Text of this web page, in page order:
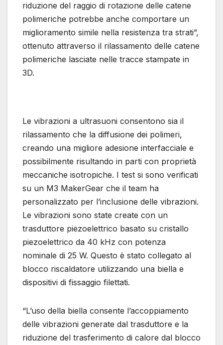
riduzione del raggio di rotazione delle catene
polimeriche potrebbe anche comportare un
miglioramento simile nella resistenza tra strati”,
ottenuto attraverso il rilassamento delle catene
polimeriche lasciate nelle tracce stampate in
3D.
Le vibrazioni a ultrasuoni consentono sia il
rilassamento che la diffusione dei polimeri,
creando una migliore adesione interfacciale e
possibilmente risultando in parti con proprietà
meccaniche isotropiche. I test si sono verificati
su un M3 MakerGear che il team ha
personalizzato per l’inclusione delle vibrazioni.
Le vibrazioni sono state create con un
trasduttore piezoelettrico basato su cristallo
piezoelettrico da 40 kHz con potenza
nominale di 25 W. Questo è stato collegato al
blocco riscaldatore utilizzando una biella e
dispositivi di fissaggio filettati.
“L’uso della biella consente l’accoppiamento
delle vibrazioni generate dal trasduttore e la
riduzione del trasferimento di calore dal blocco